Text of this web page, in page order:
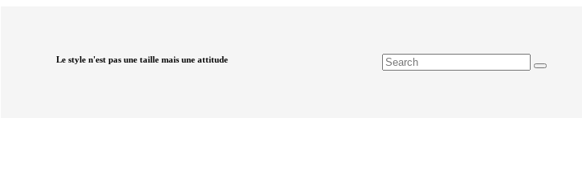
Le style n'est pas une taille mais une attitude